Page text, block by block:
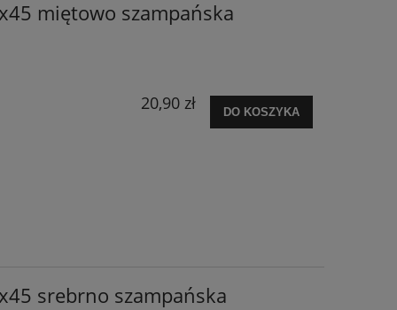
miętowo szampańska
20,90 zł DO KOSZYKA
srebrno szampańska